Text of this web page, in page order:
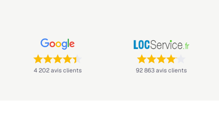
Note : 4,4 sur 5 —
4 202 avis clients Note : 4,1 sur 5 —
92 863 avis clients